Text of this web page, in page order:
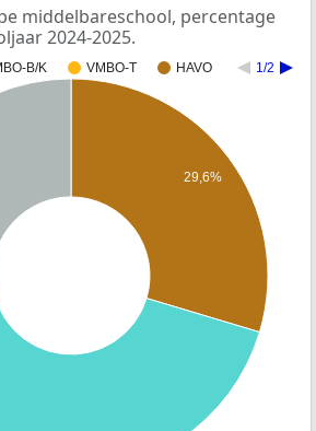
middelbareschool, percentage
2024-2025.
B/K VMBO-T HAVO 1/2
29,6%